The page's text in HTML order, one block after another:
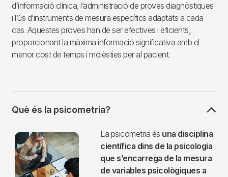
d’informació clínica, l’administració de proves diagnòstiques
i l’ús d’instruments de mesura específics adaptats a cada
cas. Aquestes proves han de ser efectives i eficients,
proporcionant la màxima informació significativa amb el
menor cost de temps i molèsties per al pacient.
Què és la psicometria?
Imagen La psicometria és una disciplina
científica dins de la psicologia
que s’encarrega de la mesura
de variables psicològiques a